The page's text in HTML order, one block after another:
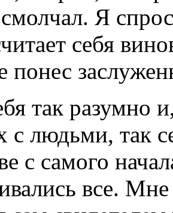
Я
себя
понес
так разумно
с людьми, так
с самого
все.